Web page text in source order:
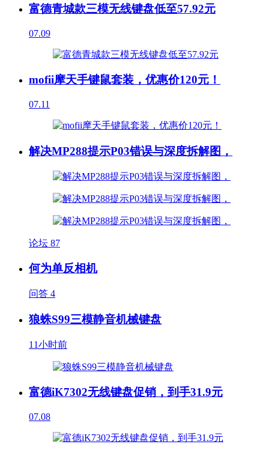
富德青城款三模无线键盘低至57.92元
07.09
mofii摩天手键鼠套装，优惠价120元！
07.11
解决MP288提示P03错误与深度拆解图，
论坛 87
何为单反相机
问答 4
狼蛛S99三模静音机械键盘
11小时前
富德iK7302无线键盘促销，到手31.9元
07.08